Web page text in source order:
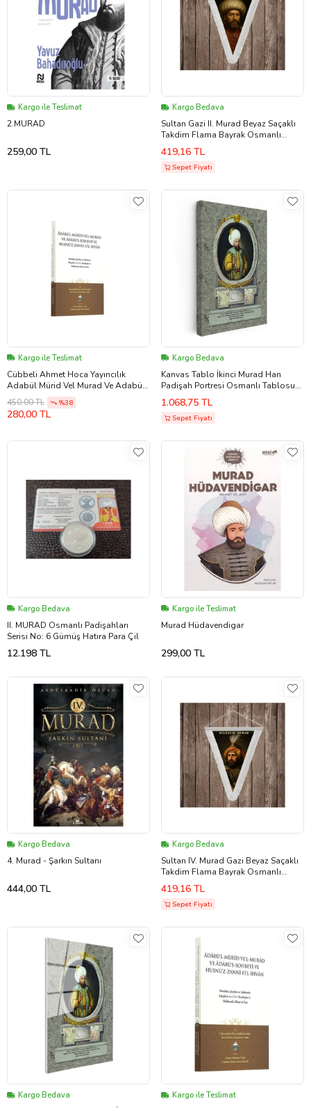
Kargo ile Teslimat
2.MURAD
259,00 TL
Kargo Bedava
Sultan Gazi II. Murad Beyaz Saçaklı
Takdim Flama Bayrak Osmanlı
Padişahları Serisi
419,16 TL
Sepet Fiyatı
Kargo ile Teslimat
Cübbeli Ahmet Hoca Yayıncılık
Adabül Mürid Vel Murad Ve Adabüs
Sahbeti
450,00 TL %38
280,00 TL
Kargo Bedava
Kanvas Tablo İkinci Murad Han
Padişah Portresi Osmanlı Tablosu
Ev Ofis Duvar Dekoru
1.068,75 TL
Sepet Fiyatı
Kargo Bedava
II. MURAD Osmanlı Padişahları
Serisi No: 6 Gümüş Hatıra Para Çil
12.198 TL
Kargo ile Teslimat
Murad Hüdavendigar
299,00 TL
Kargo Bedava
4. Murad - Şarkın Sultanı
444,00 TL
Kargo Bedava
Sultan IV. Murad Gazi Beyaz Saçaklı
Takdim Flama Bayrak Osmanlı
Padişahları Serisi
419,16 TL
Sepet Fiyatı
Kargo Bedava Kargo ile Teslimat